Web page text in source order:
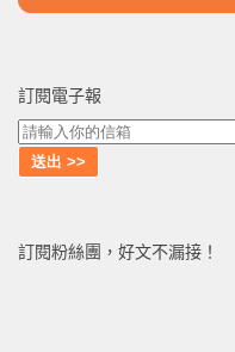
訂閱電子報
訂閱粉絲團，好文不漏接！